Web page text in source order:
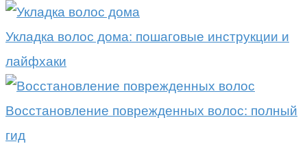
Укладка волос дома: пошаговые инструкции и
лайфхаки
Восстановление поврежденных волос: полный
гид